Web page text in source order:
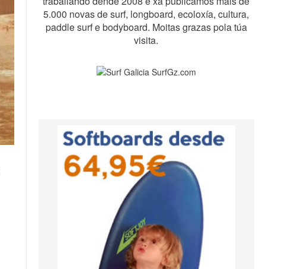
5.000 novas de surf, longboard, ecoloxía, cultura,
paddle surf e bodyboard. Moitas grazas pola túa
visita.